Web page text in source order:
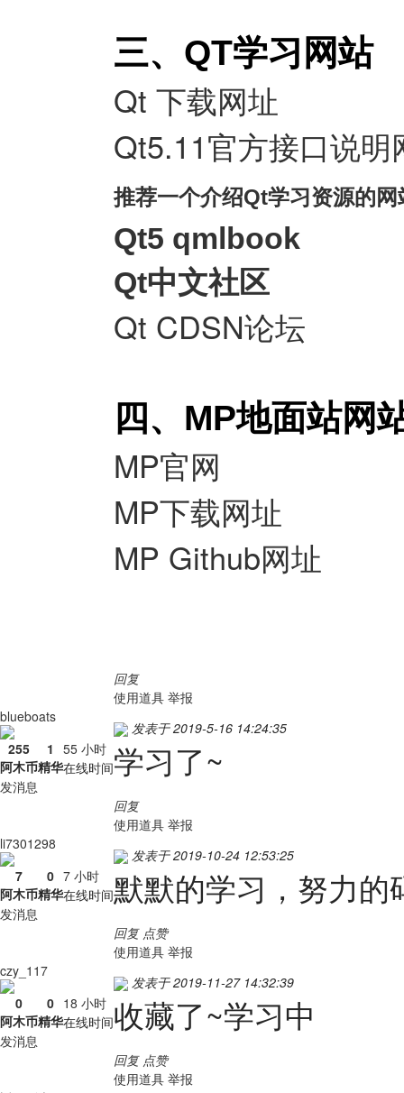
三、QT学习网站
Qt 下载网址
Qt5.11官方接口说明
推荐一个介绍Qt学习资源的网
Qt5 qmlbook
Qt中文社区
Qt CDSN论坛
四、MP地面站网
MP官网
MP下载网址
MP Github网址
回复
使用道具 举报
blueboats
255
阿木币
1
精华
55 小时
在线时间
发消息
发表于 2019-5-16 14:24:35
学习了~
回复
使用道具 举报
li7301298
7
阿木币
0
精华
7 小时
在线时间
发消息
发表于 2019-10-24 12:53:25
默默的学习，努力的
回复 点赞
使用道具 举报
czy_117
0
阿木币
0
精华
18 小时
在线时间
发消息
发表于 2019-11-27 14:32:39
收藏了~学习中
回复 点赞
使用道具 举报